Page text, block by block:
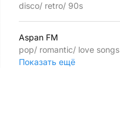
disco retro 90s
Aspan FM
pop
romantic
love songs
Показать ещё